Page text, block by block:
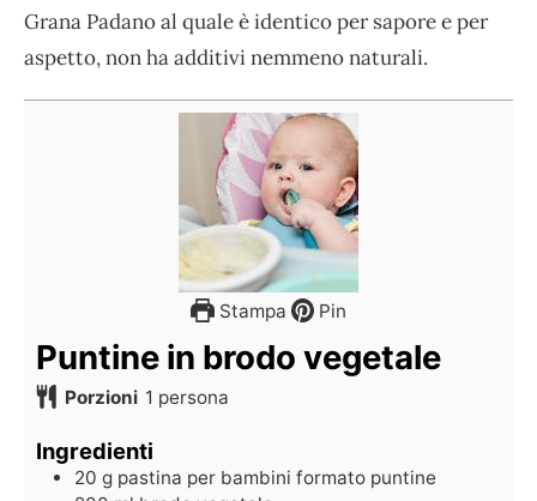
Grana Padano al quale è identico per sapore e per
aspetto, non ha additivi nemmeno naturali.
Stampa Pin
Puntine in brodo vegetale
Porzioni 1 persona
Ingredienti
20 g pastina per bambini formato puntine